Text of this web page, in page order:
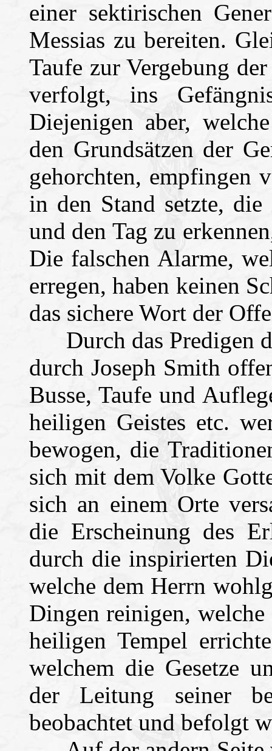
einer sektirischen
Messias zu bereiten.
Taufe zur Vergebung
verfolgt, ins
Diejenigen aber,
den Grundsätzen der
gehorchten, empfingen
in den Stand setzte,
und den Tag zu
Die falschen Alarme,
erregen, haben keinen
das sichere Wort der
Durch das Predigen
durch Joseph Smith
Busse, Taufe und
heiligen Geistes etc.
bewogen, die
sich mit dem Volke
sich an einem Orte
die Erscheinung des
durch die inspirierten
welche dem Herrn
Dingen reinigen, welche
heiligen Tempel
welchem die Gesetze
der Leitung seiner
beobachtet und befolgt